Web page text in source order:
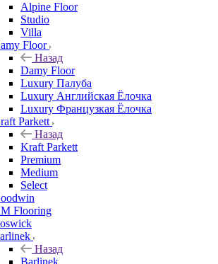
Alpine Floor
Studio
Villa
Floor
Назад
Damy Floor
Luxury Палуба
Luxury Английская Ёлочка
Luxury Французкая Ёлочка
Parkett
Назад
Kraft Parkett
Premium
Medium
Select
Flooring
Назад
Barlinek